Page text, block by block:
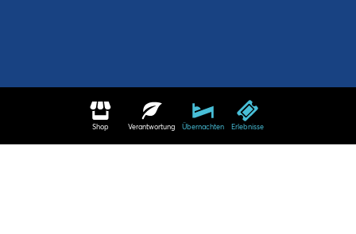
Shop Verantwortung Übernachten Erlebnisse